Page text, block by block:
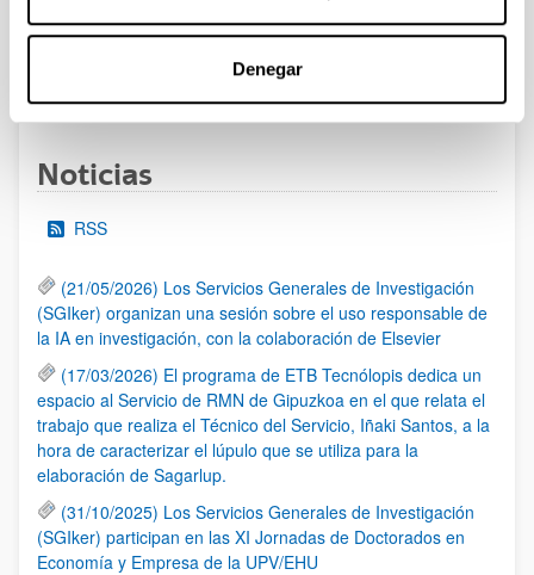
Denegar
Páginas intermedias Use
Noticias
RSS
(21/05/2026) Los Servicios Generales de Investigación
(SGIker) organizan una sesión sobre el uso responsable de
la IA en investigación, con la colaboración de Elsevier
(17/03/2026) El programa de ETB Tecnólopis dedica un
espacio al Servicio de RMN de Gipuzkoa en el que relata el
trabajo que realiza el Técnico del Servicio, Iñaki Santos, a la
hora de caracterizar el lúpulo que se utiliza para la
elaboración de Sagarlup.
(31/10/2025) Los Servicios Generales de Investigación
(SGIker) participan en las XI Jornadas de Doctorados en
Economía y Empresa de la UPV/EHU